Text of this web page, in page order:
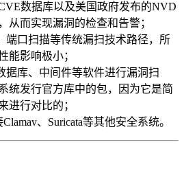
数据库以及美国政府发布的NVD
从而实现漏洞的检查和告警；
端口扫描等传统漏扫技术路径，所
能影响极小；
据库、中间件等软件进行漏洞扫
统发行官方库中的包，因为它是简
进行对比的；
、Suricata等其他安全系统。